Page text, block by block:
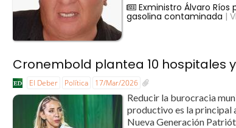
Exministro Álvaro
gasolina contaminada |
Cronembold plantea 10 hospitales
El Deber Política 17/Mar/2026
Reducir la burocracia
productivo es la principal
Nueva Generación